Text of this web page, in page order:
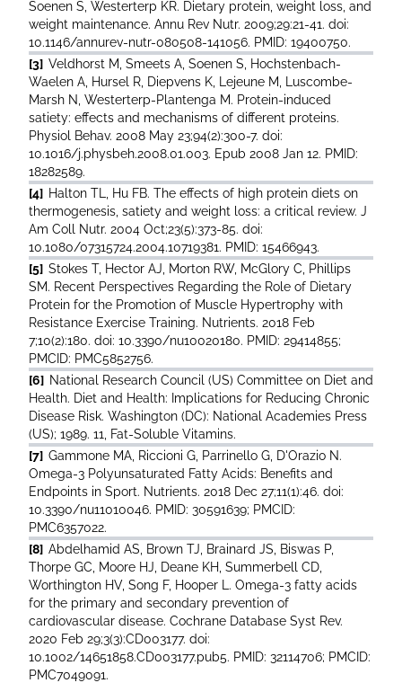
Soenen S, Westerterp KR. Dietary protein, weight loss, and
weight maintenance. Annu Rev Nutr. 2009;29:21-41. doi:
10.1146/annurev-nutr-080508-141056. PMID: 19400750.
[3] Veldhorst M, Smeets A, Soenen S, Hochstenbach-
Waelen A, Hursel R, Diepvens K, Lejeune M, Luscombe-
Marsh N, Westerterp-Plantenga M. Protein-induced
satiety: effects and mechanisms of different proteins.
Physiol Behav. 2008 May 23;94(2):300-7. doi:
10.1016/j.physbeh.2008.01.003. Epub 2008 Jan 12. PMID:
18282589.
[4] Halton TL, Hu FB. The effects of high protein diets on
thermogenesis, satiety and weight loss: a critical review. J
Am Coll Nutr. 2004 Oct;23(5):373-85. doi:
10.1080/07315724.2004.10719381. PMID: 15466943.
[5] Stokes T, Hector AJ, Morton RW, McGlory C, Phillips
SM. Recent Perspectives Regarding the Role of Dietary
Protein for the Promotion of Muscle Hypertrophy with
Resistance Exercise Training. Nutrients. 2018 Feb
7;10(2):180. doi: 10.3390/nu10020180. PMID: 29414855;
PMCID: PMC5852756.
[6] National Research Council (US) Committee on Diet and
Health. Diet and Health: Implications for Reducing Chronic
Disease Risk. Washington (DC): National Academies Press
(US); 1989. 11, Fat-Soluble Vitamins.
[7] Gammone MA, Riccioni G, Parrinello G, D'Orazio N.
Omega-3 Polyunsaturated Fatty Acids: Benefits and
Endpoints in Sport. Nutrients. 2018 Dec 27;11(1):46. doi:
10.3390/nu11010046. PMID: 30591639; PMCID:
PMC6357022.
[8] Abdelhamid AS, Brown TJ, Brainard JS, Biswas P,
Thorpe GC, Moore HJ, Deane KH, Summerbell CD,
Worthington HV, Song F, Hooper L. Omega-3 fatty acids
for the primary and secondary prevention of
cardiovascular disease. Cochrane Database Syst Rev.
2020 Feb 29;3(3):CD003177. doi:
10.1002/14651858.CD003177.pub5. PMID: 32114706; PMCID:
PMC7049091.